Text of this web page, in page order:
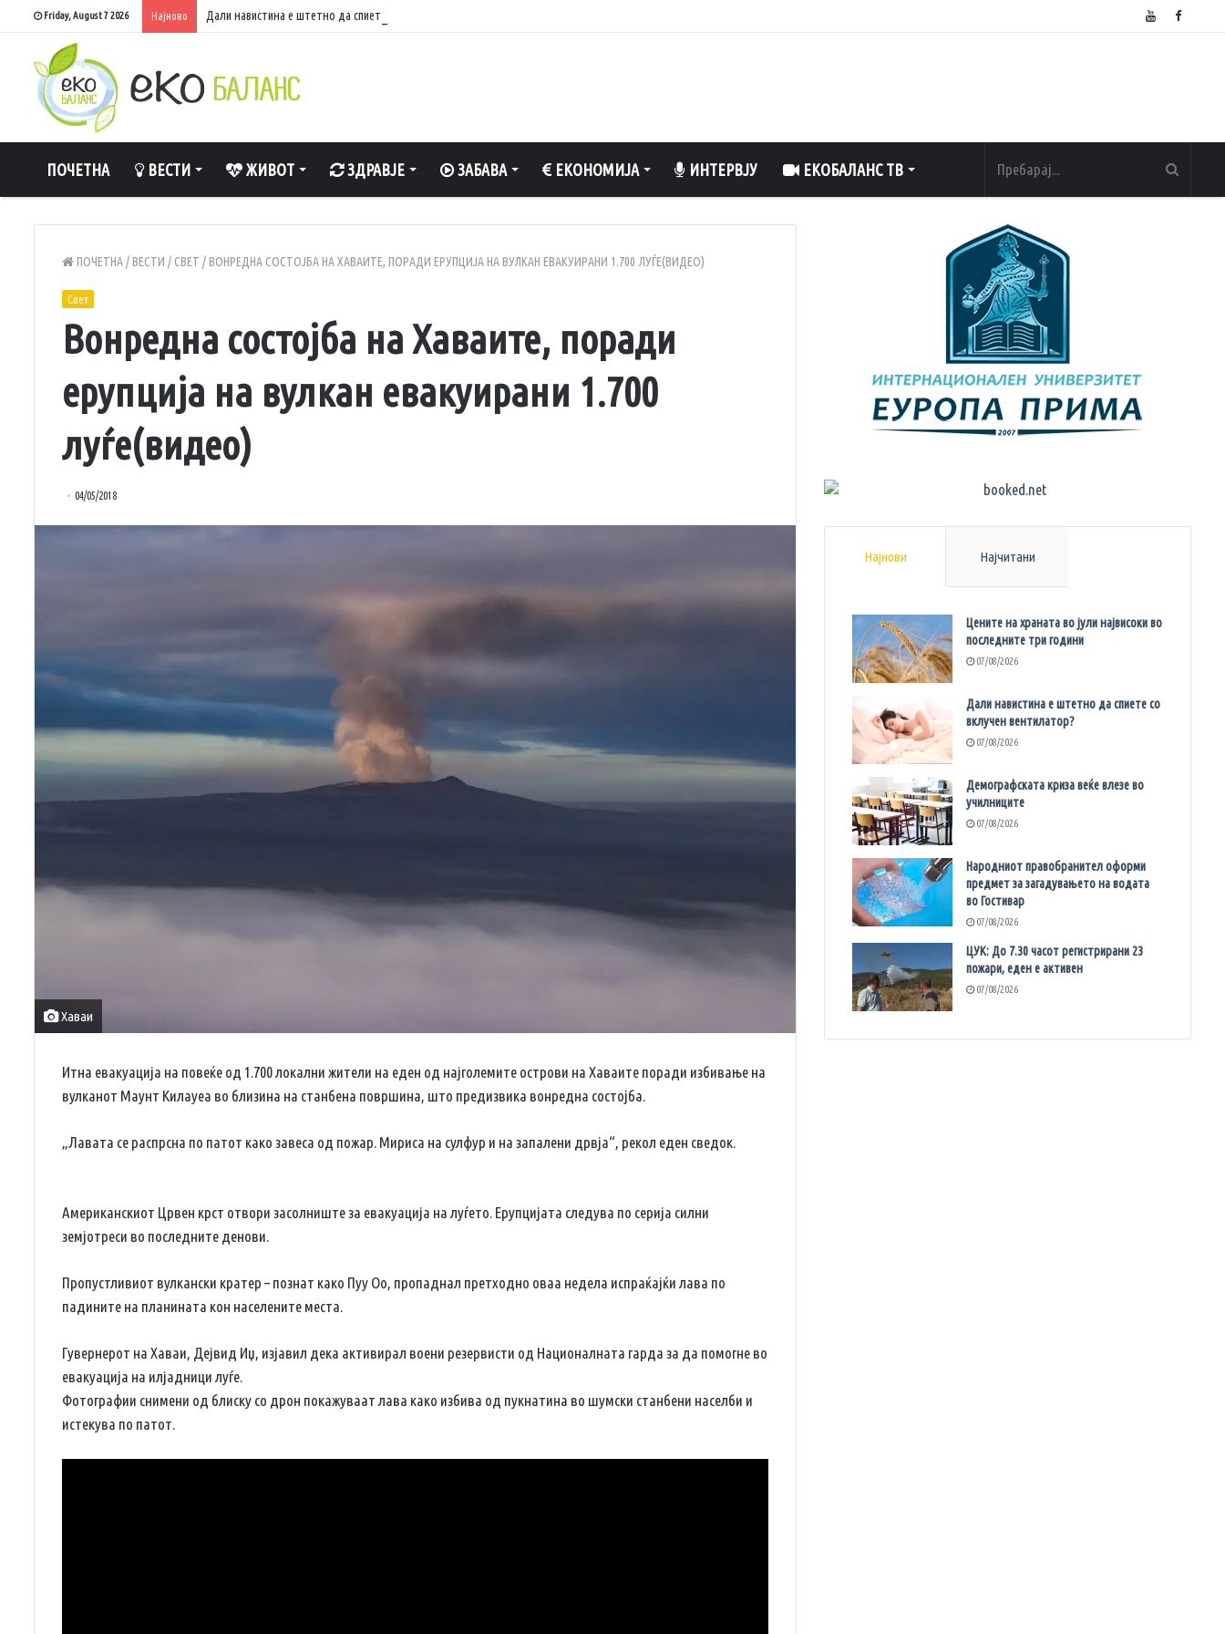
Friday, August 7 2026 Најново Дали навистина е штетно да спиете со вклучен вентилатор?
ПОЧЕТНА ВЕСТИ ЖИВОТ ЗДРАВЈЕ ЗАБАВА ЕКОНОМИЈА ИНТЕРВЈУ ЕКОБАЛАНС ТВ
ПОЧЕТНА/ ВЕСТИ / СВЕТ / ВОНРЕДНА СОСТОЈБА НА ХАВАИТЕ, ПОРАДИ ЕРУПЦИЈА НА ВУЛКАН ЕВАКУИРАНИ 1.700 ЛУЃЕ(ВИДЕО)
Свет
Вонредна состојба на Хаваите, поради
ерупција на вулкан евакуирани 1.700
луѓе(видео)
04/05/2018
Хаваи
Итна евакуација на повеќе од 1.700 локални жители на еден од најголемите острови на Хаваите поради избивање на
вулканот Mаунт Kилауеа во близина на станбена површина, што предизвика вонредна состојба.
„Лавата се распрсна по патот како завеса од пожар. Мириса на сулфур и на запалени дрвја“, рекол еден сведок.
Американскиот Црвен крст отвори засолниште за евакуација на луѓето. Ерупцијата следува по серија силни
земјотреси во последните денови.
Пропустливиот вулкански кратер – познат како Пуу Оо, пропаднал претходно оваа недела испраќајќи лава по
падините на планината кон населените места.
Гувернерот на Хаваи, Дејвид Иџ, изјавил дека активирал воени резервисти од Националната гарда за да помогне во
евакуација на илјадници луѓе.
Фотографии снимени од блиску со дрон покажуваат лава како избива од пукнатина во шумски станбени населби и
истекува по патот.
Најнови Најчитани
Цените на храната во јули највисоки во
последните три години
07/08/2026
Дали навистина е штетно да спиете со
вклучен вентилатор?
07/08/2026
Демографската криза веќе влезе во
училниците
07/08/2026
Народниот правобранител оформи
предмет за загадувањето на водата
во Гостивар
07/08/2026
ЦУК: До 7.30 часот регистрирани 23
пожари, еден е активен
07/08/2026